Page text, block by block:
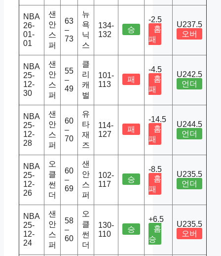
NBA
26-
01-
01
샌
안
스
퍼
63
–
73
뉴
욕
닉
스
134-
132
승
-2.5
홈
패
U237.5
오버
NBA
25-
12-
30
샌
안
스
퍼
55
–
49
클
리
캐
벌
101-
113
패
-4.5
홈
패
U242.5
언더
NBA
25-
12-
28
샌
안
스
퍼
60
–
70
유
타
재
즈
114-
127
패
-14.5
홈
패
U244.5
언더
NBA
25-
12-
26
오
클
썬
더
60
–
69
샌
안
스
퍼
102-
117
승
-8.5
홈
패
U235.5
언더
NBA
25-
12-
24
샌
안
스
퍼
58
–
60
오
클
썬
더
130-
110
승
+6.5
홈
승
U235.5
오버